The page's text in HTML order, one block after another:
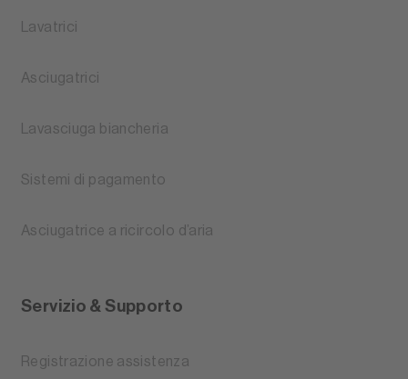
Lavatrici
Asciugatrici
Lavasciuga biancheria
Sistemi di pagamento
Asciugatrice a ricircolo d’aria
Servizio & Supporto
Registrazione assistenza